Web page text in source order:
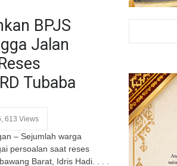
BPJS
Jalan
Tubaba
613 Views
– Sejumlah warga
persoalan saat reses
Barat, Idris Hadi. . . .